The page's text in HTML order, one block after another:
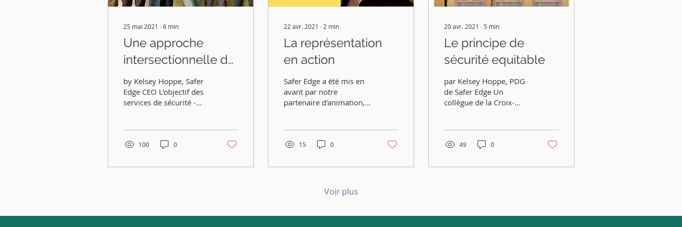
25 mai 2021 ∙6 min
Une approche
intersectionnelle de
la sécurité
by Kelsey Hoppe, Safer
Edge CEO L'objectif des
services de sécurité -
100 0
22 avr. 2021 ∙ 2 min
La représentation
en action
Safer Edge a été mis en
avant par notre
partenaire d'animation,
culturelle...
15 0
20 avr. 2021 ∙ 5 min
Le principe de
sécurité equitable
par Kelsey Hoppe, PDG
de Safer Edge Un
collègue de la Croix-
équitable....
49 0
Voir plus